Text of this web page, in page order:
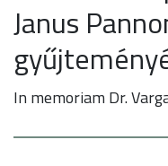
Janus
In memoriam Dr.